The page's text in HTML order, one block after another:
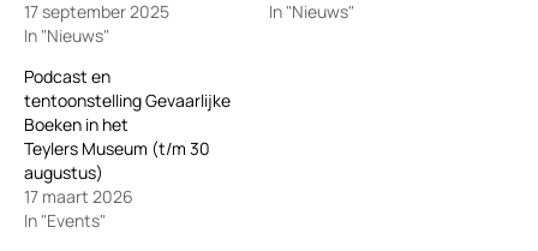
17 september 2025
In "Nieuws"
In "Nieuws"
Podcast en
tentoonstelling Gevaarlijke
Boeken in het
Teylers Museum (t/m 30
augustus)
17 maart 2026
In "Events"